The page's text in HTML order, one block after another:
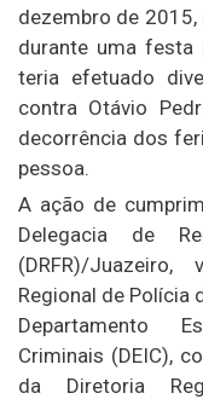
dezembro de
durante uma festa
teria efetuado
contra Otávio
decorrência dos
pessoa.
A ação de
Delegacia de
(DRFR)/
Regional de Polícia
Departamento
Criminais (DEIC),
da Diretoria